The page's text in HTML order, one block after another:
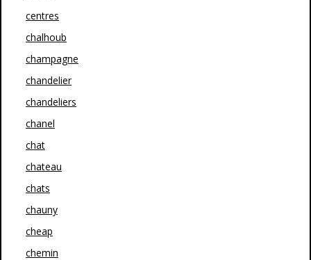
centres
chalhoub
champagne
chandelier
chandeliers
chanel
chat
chateau
chats
chauny
cheap
chemin